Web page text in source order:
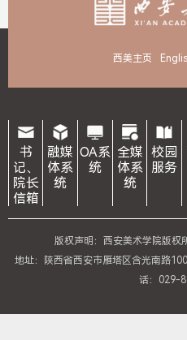
西美主页
书
记、
院长
信箱
融媒
体系
统
OA系
统
全媒
体系
统
校园
服务
版权声明：西安美术学院版权
地址：陕西省西安市雁塔区含光南路
话：029-